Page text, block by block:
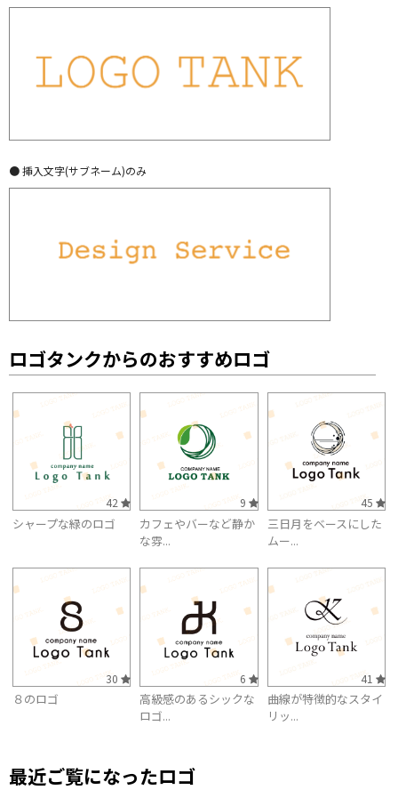
● 挿入文字(サブネーム)のみ
ロゴタンクからのおすすめロゴ
42
シャープな緑のロゴ
9
カフェやバーなど静か
な雰...
45
三日月をベースにした
ムー...
30
８のロゴ
6
高級感のあるシックな
ロゴ...
41
曲線が特徴的なスタイ
リッ...
最近ご覧になったロゴ